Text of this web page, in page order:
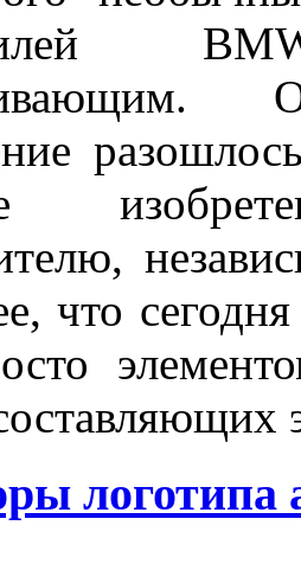
что сегодня
логотипа